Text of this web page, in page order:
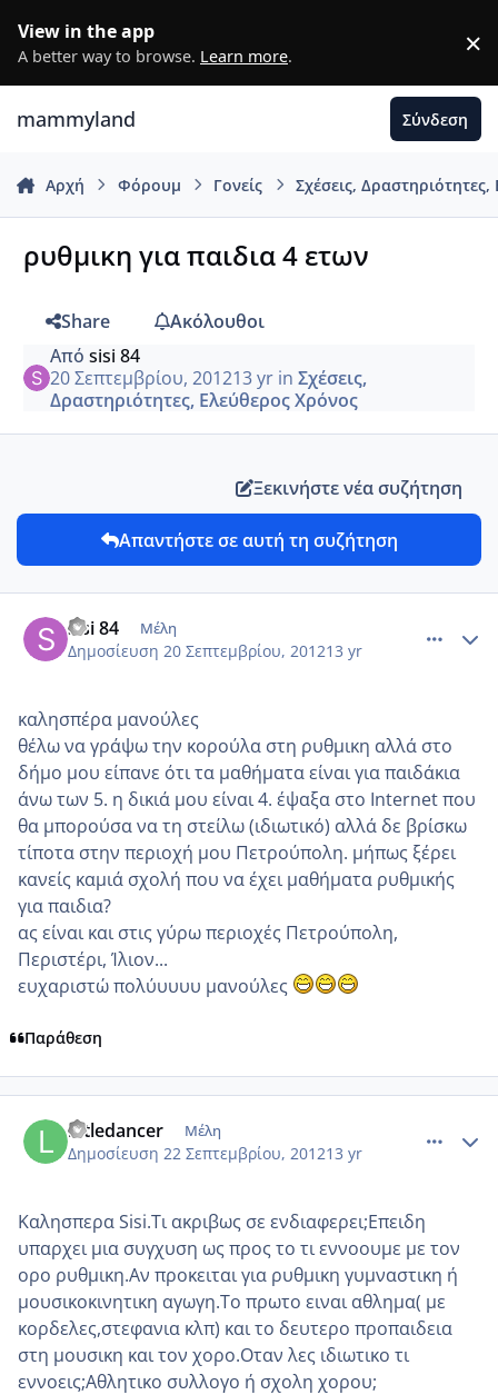
View in the app
A better way to browse. Learn more. ×
mammyland Σύνδεση
Αρχή Φόρουμ Γονείς Σχέσεις,
ρυθμικη για παιδια 4 ετων
Share
Ακόλουθοι
Από sisi 84
20 Σεπτεμβρίου, 201213 yrin Σχέσεις,
Δραστηριότητες, Ελεύθερος Χρόνος
Ξεκινήστε νέα συζήτηση
Απαντήστε σε αυτή τη συζήτηση
sisi 84 Μέλη
Δημοσίευση 20 Σεπτεμβρίου, 201213 yr
καλησπέρα μανούλες
θέλω να γράψω την κορούλα στη ρυθμικη αλλά στο
δήμο μου είπανε ότι τα μαθήματα είναι για παιδάκια
άνω των 5. η δικιά μου είναι 4. έψαξα στο Internet που
θα μπορούσα να τη στείλω (ιδιωτικό) αλλά δε βρίσκω
τίποτα στην περιοχή μου Πετρούπολη. μήπως ξέρει
κανείς καμιά σχολή που να έχει μαθήματα ρυθμικής
για παιδια?
ας είναι και στις γύρω περιοχές Πετρούπολη,
Περιστέρι, Ίλιον...
ευχαριστώ πολύυυυυ μανούλες
Παράθεση
littledancer Μέλη
Δημοσίευση 22 Σεπτεμβρίου, 201213 yr
Καλησπερα Sisi.Τι ακριβως σε ενδιαφερει;Επειδη
υπαρχει μια συγχυση ως προς το τι εννοουμε με τον
ορο ρυθμικη.Αν προκειται για ρυθμικη γυμναστικη ή
μουσικοκινητικη αγωγη.Το πρωτο ειναι αθλημα( με
κορδελες,στεφανια κλπ) και το δευτερο προπαιδεια
στη μουσικη και τον χορο.Οταν λες ιδιωτικο τι
εννοεις;Αθλητικο συλλογο ή σχολη χορου;